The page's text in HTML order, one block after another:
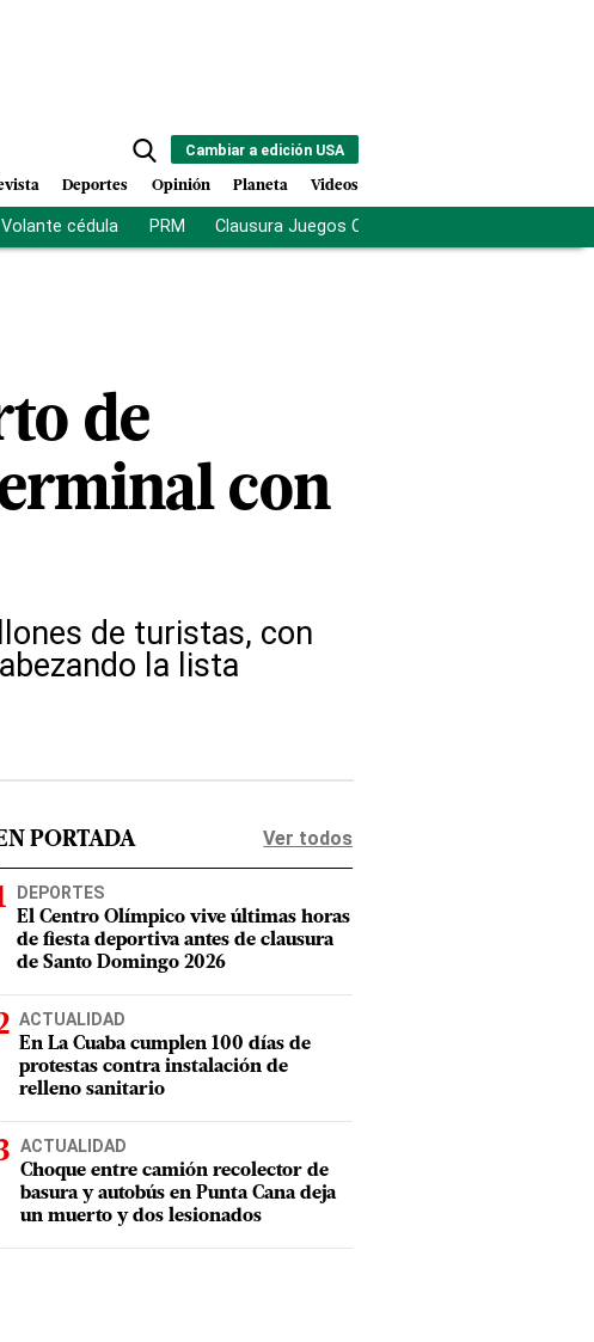
Cambiar a edición USA
Deportes Opinión Planeta Videos
Volante cédula PRM Clausura Juegos Centroamericanos
de
con
de turistas, con
la lista
PORTADA Ver todos
DEPORTES
El Centro Olímpico vive últimas horas
de fiesta deportiva antes de clausura
de Santo Domingo 2026
ACTUALIDAD
En La Cuaba cumplen 100 días de
protestas contra instalación de
relleno sanitario
ACTUALIDAD
Choque entre camión recolector de
basura y autobús en Punta Cana deja
un muerto y dos lesionados